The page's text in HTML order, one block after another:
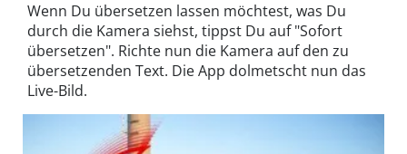
Wenn Du übersetzen lassen möchtest, was Du
durch die Kamera siehst, tippst Du auf "Sofort
übersetzen". Richte nun die Kamera auf den zu
übersetzenden Text. Die App dolmetscht nun das
Live-Bild.